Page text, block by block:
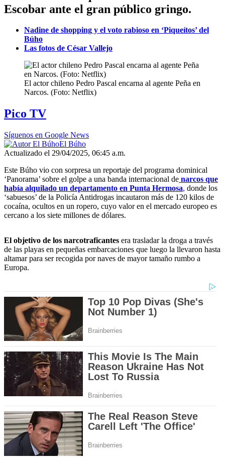
Escobar ante el gran público gringo.
Nadine de shopping y el voto rabioso en ‘Piqueítos’ del
Búho
Las fotos de César Vallejo
El actor chileno Pedro Pascal encarna al agente Peña en
Narcos. (Foto: Netflix)
Pico TV
Síguenos en Google News
El Búho
Actualizado el 29/04/2025, 06:45 a.m.
Este Búho vio con sorpresa un reportaje del programa dominical
‘Panorama’ sobre el golpe a una banda internacional de narcos que
había alquilado un departamento en Punta Hermosa, donde los
‘sabuesos’ de la Policía Antidrogas incautaron más de 120 kilos de
cocaína, ocultos en un ropero, cuyo valor en el mercado europeo es
cercano a los siete millones de dólares.
El objetivo de los narcotraficantes era trasladar la droga a través
de las playas en pequeñas embarcaciones que luego la llevaron hasta
altamar para ser recogida por naves de mayor tamaño rumbo a
Europa.